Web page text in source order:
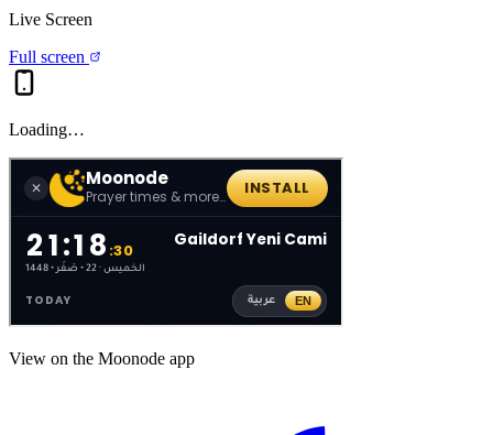
Live Screen
Full screen
Loading…
View on the Moonode app